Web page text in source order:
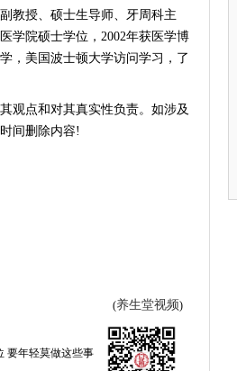
教授、硕士生导师、牙周科主
学院硕士学位，2002年获医学博
，美国波士顿大学访问学习，了
观点和对其真实性负责。如涉及
间删除内容!
(养生堂视频)
要年轻莫做这些事